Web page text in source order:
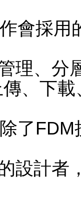
會採用
理、分
、下載
了
設計者